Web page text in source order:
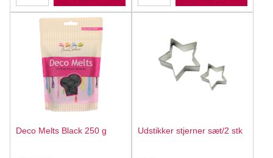
Deco Melts Black 250 g Udstikker stjerner sæt/2 stk